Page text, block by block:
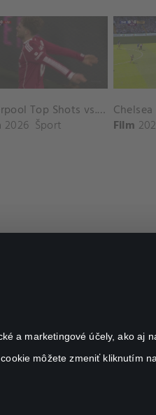
a marketingové účely, ako aj
môžete zmeniť kliknutím
Liverpool Top Shots vs. Fulham
2026 Šport
Film